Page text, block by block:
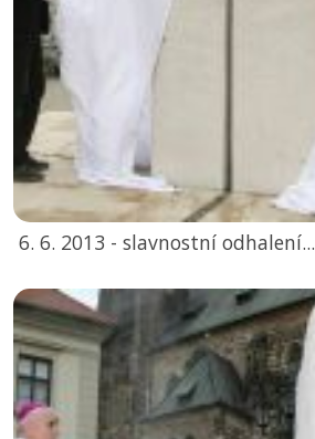
6. 6. 2013 - slavnostní odhalení...